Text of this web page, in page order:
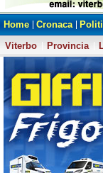
Home Cronaca
Viterbo
Provincia